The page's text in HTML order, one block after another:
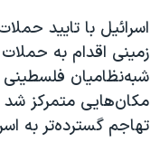
اسرائیل با تایید
زمینی اقدام به
شبه‌نظامیان
مکان‌هایی متمرکز
تهاجم گسترده‌تر به